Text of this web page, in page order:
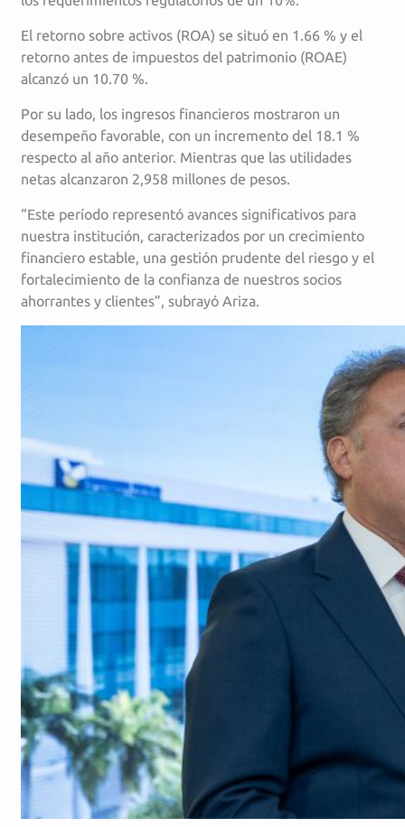
El retorno sobre activos (ROA) se situó en 1.66 % y el
retorno antes de impuestos del patrimonio (ROAE)
alcanzó un 10.70 %.
Por su lado, los ingresos financieros mostraron un
desempeño favorable, con un incremento del 18.1 %
respecto al año anterior. Mientras que las utilidades
netas alcanzaron 2,958 millones de pesos.
“Este período representó avances significativos para
nuestra institución, caracterizados por un crecimiento
financiero estable, una gestión prudente del riesgo y el
fortalecimiento de la confianza de nuestros socios
ahorrantes y clientes”, subrayó Ariza.